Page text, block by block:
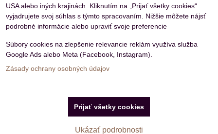
Zásady ochrany osobných údajov
USA alebo iných krajinách. Kliknutím na „Prijať všetky cookies“
vyjadrujete svoj súhlas s týmto spracovaním. Nižšie môžete nájsť
podrobné informácie alebo upraviť svoje preferencie
Súbory cookies na zlepšenie relevancie reklám využíva služba
Google Ads alebo Meta (Facebook, Instagram).
Zásady ochrany osobných údajov
Ukázať podrobnosti
Prijať všetky cookies